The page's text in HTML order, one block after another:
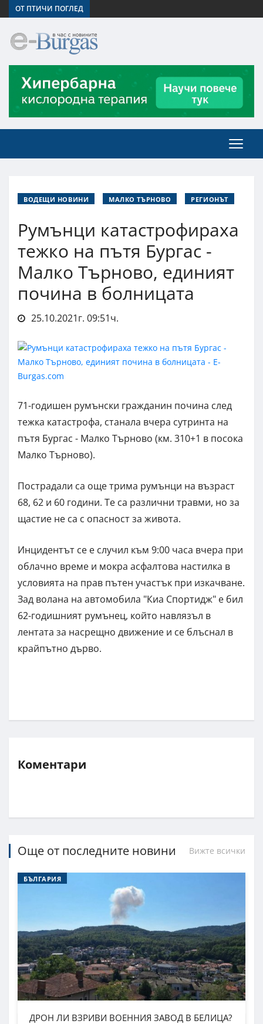
ОТ ПТИЧИ ПОГЛЕД
ВОДЕЩИ НОВИНИ МАЛКО ТЪРНОВО РЕГИОНЪТ
Румънци катастрофираха
тежко на пътя Бургас -
Малко Търново, единият
почина в болницата
25.10.2021г. 09:51ч.
71-годишен румънски гражданин почина след
тежка катастрофа, станала вчера сутринта на
пътя Бургас - Малко Търново (км. 310+1 в посока
Малко Търново).
Пострадали са още трима румънци на възраст
68, 62 и 60 години. Те са различни травми, но за
щастие не са с опасност за живота.
Инцидентът се е случил към 9:00 часа вчера при
облачно време и мокра асфалтова настилка в
условията на прав пътен участък при изкачване.
Зад волана на автомобила "Киа Спортидж" е бил
62-годишният румънец, който навлязъл в
лентата за насрещно движение и се блъснал в
крайпътно дърво.
Коментари
Още от последните новини Вижте всички
БЪЛГАРИЯ
ДРОН ЛИ ВЗРИВИ ВОЕННИЯ ЗАВОД В БЕЛИЦА?